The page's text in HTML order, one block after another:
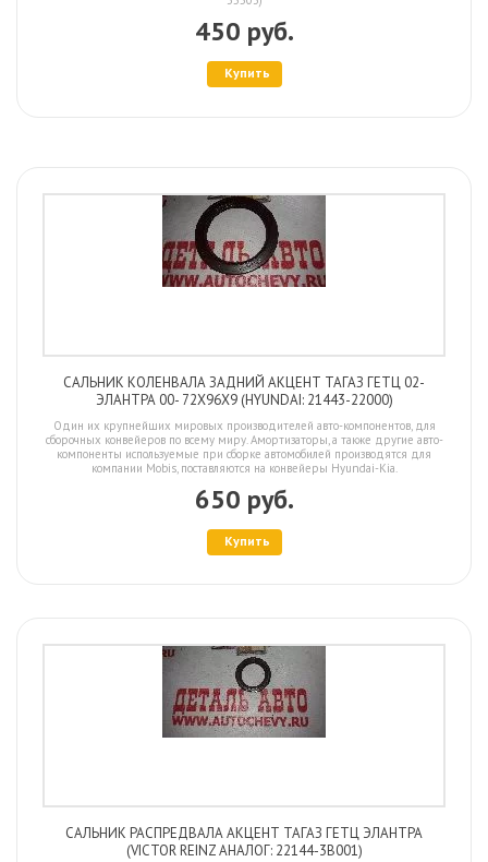
450 руб.
Купить
САЛЬНИК КОЛЕНВАЛА ЗАДНИЙ АКЦЕНТ ТАГАЗ ГЕТЦ 02-
ЭЛАНТРА 00- 72X96X9 (HYUNDAI: 21443-22000)
Один их крупнейших мировых производителей авто-компонентов, для
сборочных конвейеров по всему миру. Амортизаторы, а также другие авто-
компоненты используемые при сборке автомобилей производятся для
компании Mobis, поставляются на конвейеры Hyundai-Kia.
650 руб.
Купить
САЛЬНИК РАСПРЕДВАЛА АКЦЕНТ ТАГАЗ ГЕТЦ ЭЛАНТРА
(VICTOR REINZ АНАЛОГ: 22144-3B001)